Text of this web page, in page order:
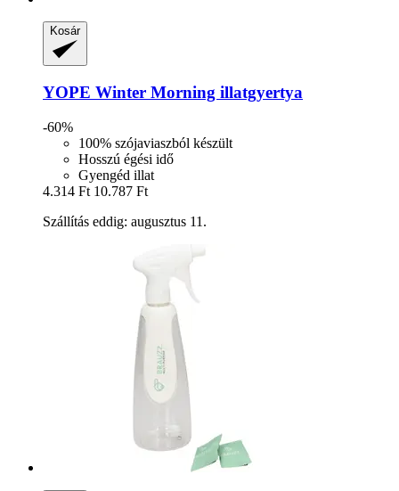
Kosár
YOPE Winter Morning illatgyertya
-60%
100% szójaviaszból készült
Hosszú égési idő
Gyengéd illat
4.314 Ft 10.787 Ft
Szállítás eddig: augusztus 11.